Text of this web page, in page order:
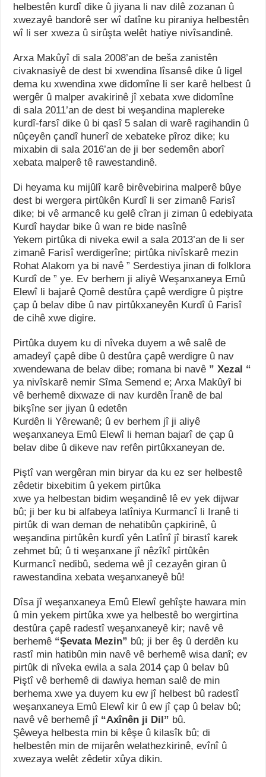
helbestên kurdî dike û jiyana li nav dilê zozanan û
xwezayê bandorê ser wî datîne ku piraniya helbestên
wî li ser xweza û sirûşta welêt hatiye nivîsandinê.
Arxa Makûyî di sala 2008’an de beša zanistên
civaknasiyê de dest bi xwendina lîsansê dike û ligel
dema ku xwendina xwe didomîne li ser karê helbest û
wergêr û malper avakirinê jî xebata xwe didomîne
di sala 2011’an de dest bi weşandina maplereke
kurdî-farsî dike û bi qasî 5 salan di warê ragihandin û
nûçeyên çandî hunerî de xebateke pîroz dike; ku
mixabin di sala 2016’an de ji ber sedemên aborî
xebata malperê tê rawestandinê.
Di heyama ku mijûlî karê birêvebirina malperê bûye
dest bi wergera pirtûkên Kurdî li ser zimanê Farisî
dike; bi vê armancê ku gelê cîran ji ziman û edebiyata
Kurdî haydar bike û wan re bide nasînê
Yekem pirtûka di niveka ewil a sala 2013’an de li ser
zimanê Farisî werdigerîne; pirtûka nivîskarê mezin
Rohat Alakom ya bi navê ” Serdestiya jinan di folklora
Kurdî de ” ye. Ev berhem ji aliyê Weşanxaneya Emû
Elewî li bajarê Qomê destûra çapê werdigre û piştre
çap û belav dibe û nav pirtûkxaneyên Kurdî û Farisî
de cihê xwe digire.
Pirtûka duyem ku di nîveka duyem a wê salê de
amadeyî çapê dibe û destûra çapê werdigre û nav
xwendewana de belav dibe; romana bi navê ” Xezal “
ya nivîskarê nemir Sîma Semend e; Arxa Makûyî bi
vê berhemê dixwaze di nav kurdên Îranê de bal
bikşîne ser jiyan û edetên
Kurdên li Yêrewanê; û ev berhem jî ji aliyê
weşanxaneya Emû Elewî li heman bajarî de çap û
belav dibe û dikeve nav refên pirtûkxaneyan de.
Piştî van wergêran min biryar da ku ez ser helbestê
zêdetir bixebitim û yekem pirtûka
xwe ya helbestan bidim weşandinê lê ev yek dijwar
bû; ji ber ku bi alfabeya latîniya Kurmancî li Iranê ti
pirtûk di wan deman de nehatibûn çapkirinê, û
weşandina pirtûkên kurdî yên Latînî jî birastî karek
zehmet bû; û ti weşanxane jî nêzîkî pirtûkên
Kurmancî nedibû, sedema wê jî cezayên giran û
rawestandina xebata weşanxaneyê bû!
Dîsa jî weşanxaneya Emû Elewî gehîşte hawara min
û min yekem pirtûka xwe ya helbestê bo wergirtina
destûra çapê radestî weşanxaneyê kir; navê vê
berhemê “Şevata Mezin” bû; ji ber êş û derdên ku
rastî min hatibûn min navê vê berhemê wisa danî; ev
pirtûk di nîveka ewila a sala 2014 çap û belav bû
Piştî vê berhemê di dawiya heman salê de min
berhema xwe ya duyem ku ew jî helbest bû radestî
weşanxaneya Emû Elewî kir û ew jî çap û belav bû;
navê vê berhemê jî “Axînên ji Dil” bû.
Şêweya helbesta min bi kêşe û kilasîk bû; di
helbestên min de mijarên welathezkirinê, evînî û
xwezaya welêt zêdetir xûya dikin.